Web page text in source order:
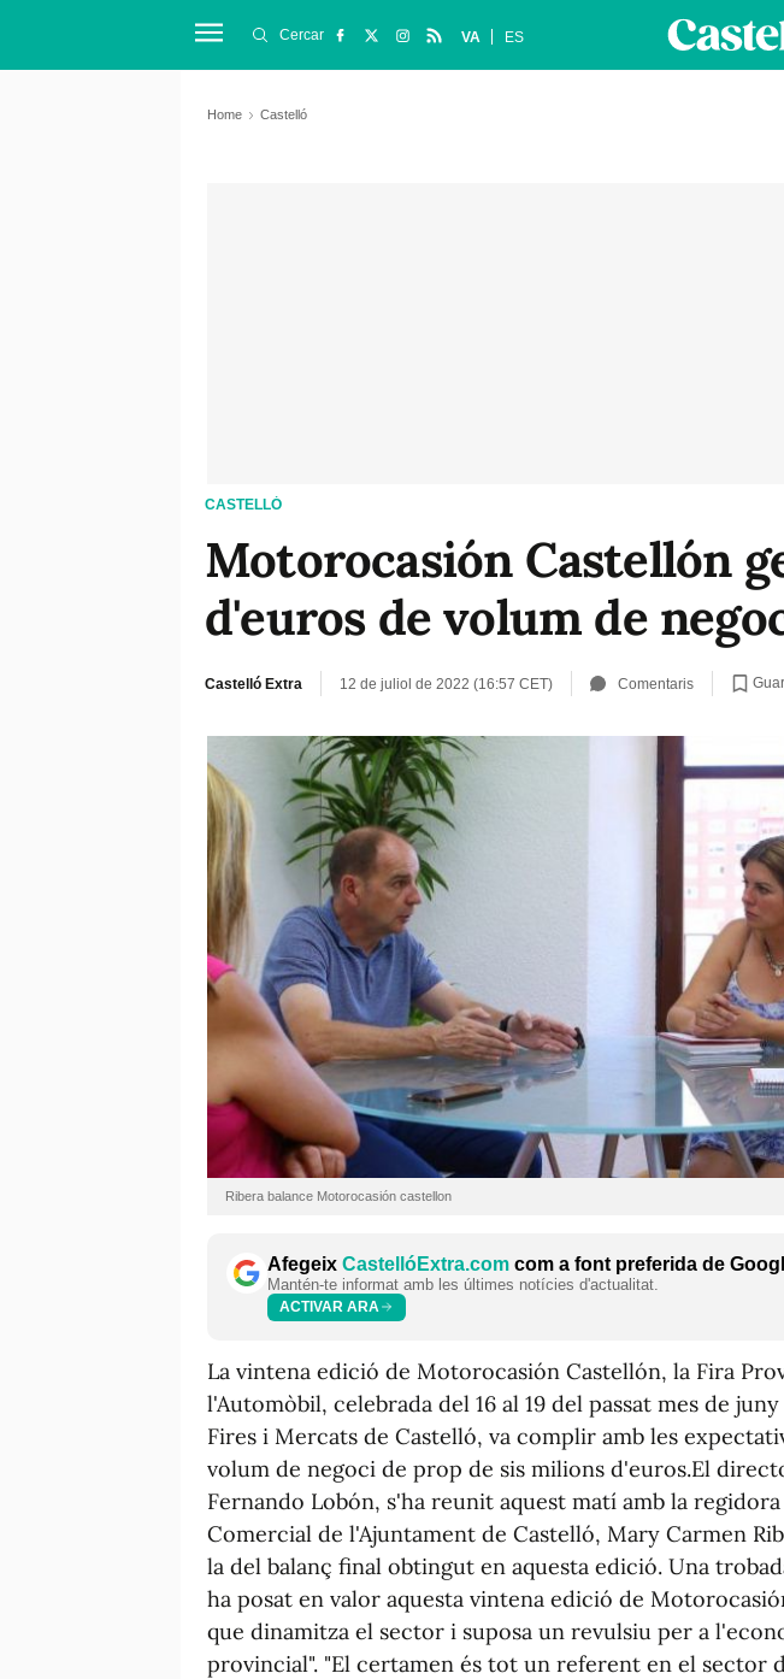
Cercar VA ES
Home Castelló
CASTELLÓ
Motorocasión Castellón
d'euros de volum de
Castelló Extra 12 de juliol de 2022 (16:57 CET) Comentaris
Ribera balance Motorocasión castellon
Afegeix CastellóExtra.com com a font preferida de
Mantén-te informat amb les últimes notícies d'actualitat.
ACTIVAR ARA
La vintena edició de Motorocasión Castellón, la Fira
l'Automòbil, celebrada del 16 al 19 del passat mes de
Fires i Mercats de Castelló, va complir amb les
volum de negoci de prop de sis milions d'euros.El
Fernando Lobón, s'ha reunit aquest matí amb la
Comercial de l'Ajuntament de Castelló, Mary Carmen
la del balanç final obtingut en aquesta edició. Una
ha posat en valor aquesta vintena edició de
que dinamitza el sector i suposa un revulsiu per a
provincial". "El certamen és tot un referent en el sector